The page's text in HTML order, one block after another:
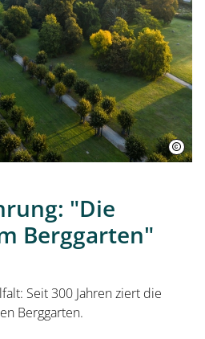
"Die
Berggarten"
Seit 300 Jahren ziert die
Berggarten.